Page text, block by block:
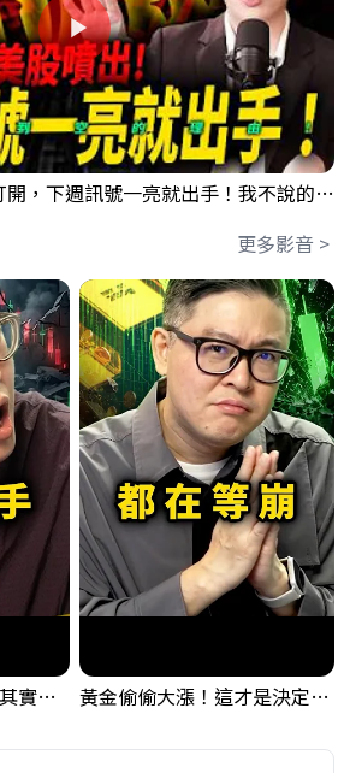
【貪婪時間】格局要打開，下週訊號一亮就出手！我不說的話還真一堆人不知道！｜錢進大趨勢 Mr.智霖 陳 2026/08/08
更多影音 >
天天被9萬口空單嚇，其實你盯錯地方了｜Mr.Jimmy高志銘 #台股 #外資期貨 #融資 黃金偷偷大漲！這才是決定台股生死的「真風向球」！｜Mr.Jimmy高志銘 #黃金 #美元指數 #聯準會